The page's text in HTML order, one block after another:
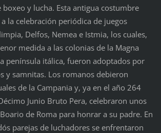
y lucha. Esta antigua costumbre
la celebración periódica de juegos
Delfos, Nemea e Istmia, los cuales,
medida a las colonias de la Magna
península itálica, fueron adoptados por
y samnitas. Los romanos debieron
de la Campania y, ya en el año 264
Junio Bruto Pera, celebraron unos
de Roma para honrar a su padre. En
parejas de luchadores se enfrentaron